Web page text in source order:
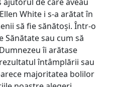
White i s-a arătat în
să fie sănătoși. Într-o
sau cum să
îi arătase
întâmplării sau
majoritatea bolilor